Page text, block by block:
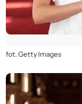
fot. Getty Images